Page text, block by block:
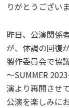
りがとうございま
昨日、公演関係
が、体調の回復
製作委員会で協
～SUMMER
演より再開させ
公演を楽しみに